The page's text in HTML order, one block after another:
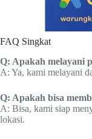
FAQ Singkat
Q: Apakah melayani
A: Ya, kami melayani
Q: Apakah bisa
A: Bisa, kami siap
lokasi.